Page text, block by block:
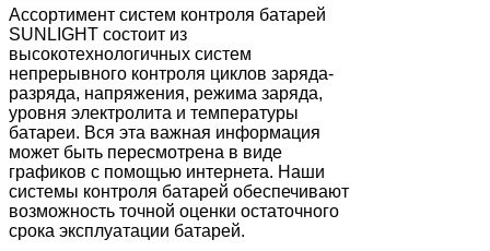
Ассортимент систем контроля батарей
SUNLIGHT состоит из
высокотехнологичных систем
непрерывного контроля циклов заряда-
разряда, напряжения, режима заряда,
уровня электролита и температуры
батареи. Вся эта важная информация
может быть пересмотрена в виде
графиков с помощью интернета. Наши
системы контроля батарей обеспечивают
возможность точной оценки остаточного
срока эксплуатации батарей.